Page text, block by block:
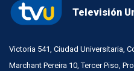
Televisión
Victoria 541, Ciudad Universitaria,
Marchant Pereira 10, Tercer Piso,